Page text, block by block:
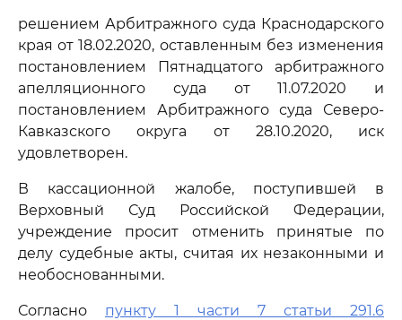
решением Арбитражного суда Краснодарского
края от 18.02.2020, оставленным без изменения
постановлением Пятнадцатого арбитражного
апелляционного суда от 11.07.2020 и
постановлением Арбитражного суда Северо-
Кавказского округа от 28.10.2020, иск
удовлетворен.
В кассационной жалобе, поступившей в
Верховный Суд Российской Федерации,
учреждение просит отменить принятые по
делу судебные акты, считая их незаконными и
необоснованными.
Согласно пункту 1 части 7 статьи 291.6